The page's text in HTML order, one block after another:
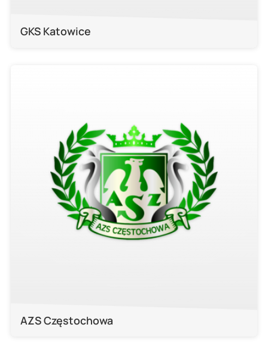
GKS Katowice
AZS Częstochowa